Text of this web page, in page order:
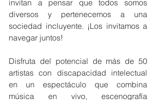
invitan a pensar que todos somos
diversos y pertenecemos a una
sociedad incluyente. ¡Los invitamos a
navegar juntos!
Disfruta del potencial de más de 50
artistas con discapacidad intelectual
en un espectáculo que combina
música en vivo, escenografía